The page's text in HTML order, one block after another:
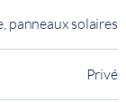
panneaux solaires
Privé